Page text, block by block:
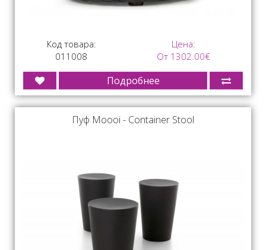
Код товара:
011008
Цена:
От 1302.00€
Подробнее
Пуф Moooi - Container Stool